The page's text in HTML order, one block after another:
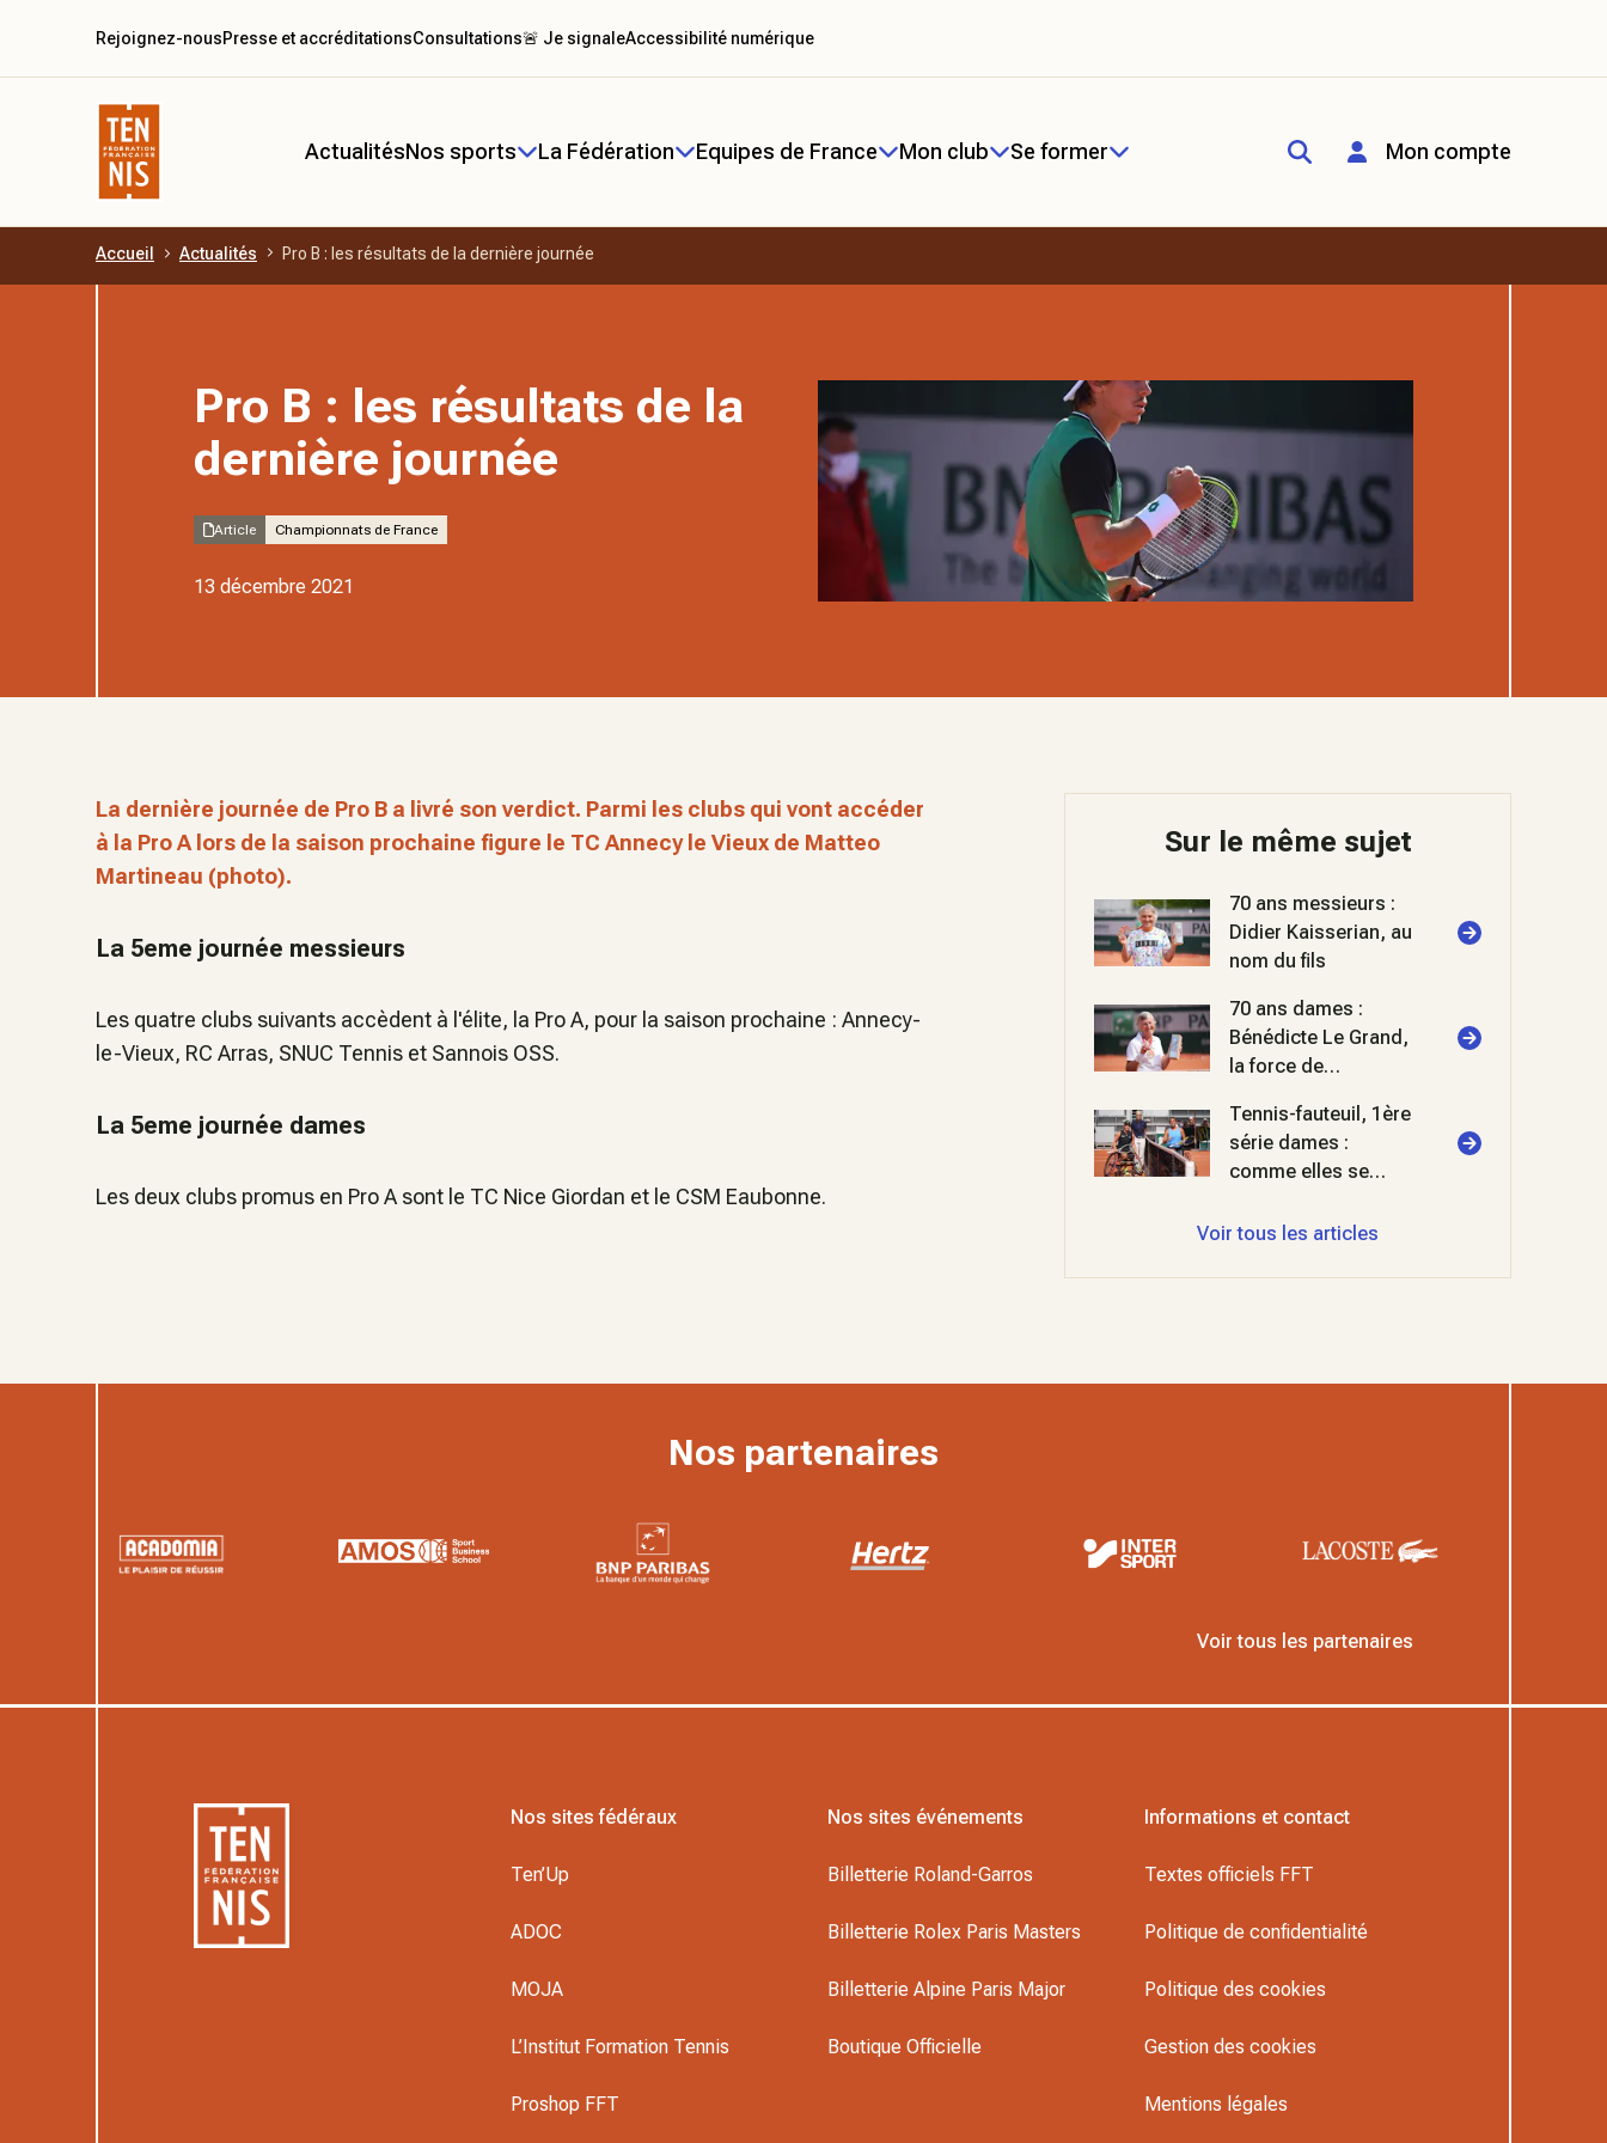
Aller au contenu principal
ActualitésNos sports La Fédération Equipes de France Mon club Se former Mon compte
Rejoignez-nousPresse et accréditationsConsultations🚨 Je signaleAccessibilité numérique
Accueil Actualités Pro B : les résultats de la dernière journée
Pro B : les résultats de la
dernière journée
Article Championnats de France
13 décembre 2021
La dernière journée de Pro B a livré son verdict. Parmi les clubs qui vont accéder
à la Pro A lors de la saison prochaine figure le TC Annecy le Vieux de Matteo
Martineau (photo).
La 5eme journée messieurs
Les quatre clubs suivants accèdent à l'élite, la Pro A, pour la saison prochaine : Annecy-
le-Vieux, RC Arras, SNUC Tennis et Sannois OSS.
La 5eme journée dames
Les deux clubs promus en Pro A sont le TC Nice Giordan et le CSM Eaubonne.
Sur le même sujet
70 ans messieurs :
Didier Kaisserian, au
nom du fils
70 ans dames :
Bénédicte Le Grand,
la force de
Tennis-fauteuil, 1ère
série dames :
comme elles se
Voir tous les articles
Nos partenaires
Voir tous les partenaires
Nos sites fédéraux
Ten’Up
ADOC
MOJA
L’Institut Formation Tennis
Proshop FFT
Nos sites événements
Billetterie Roland-Garros
Billetterie Rolex Paris Masters
Billetterie Alpine Paris Major
Boutique Officielle
Informations et contact
Textes officiels FFT
Politique de confidentialité
Politique des cookies
Gestion des cookies
Mentions légales